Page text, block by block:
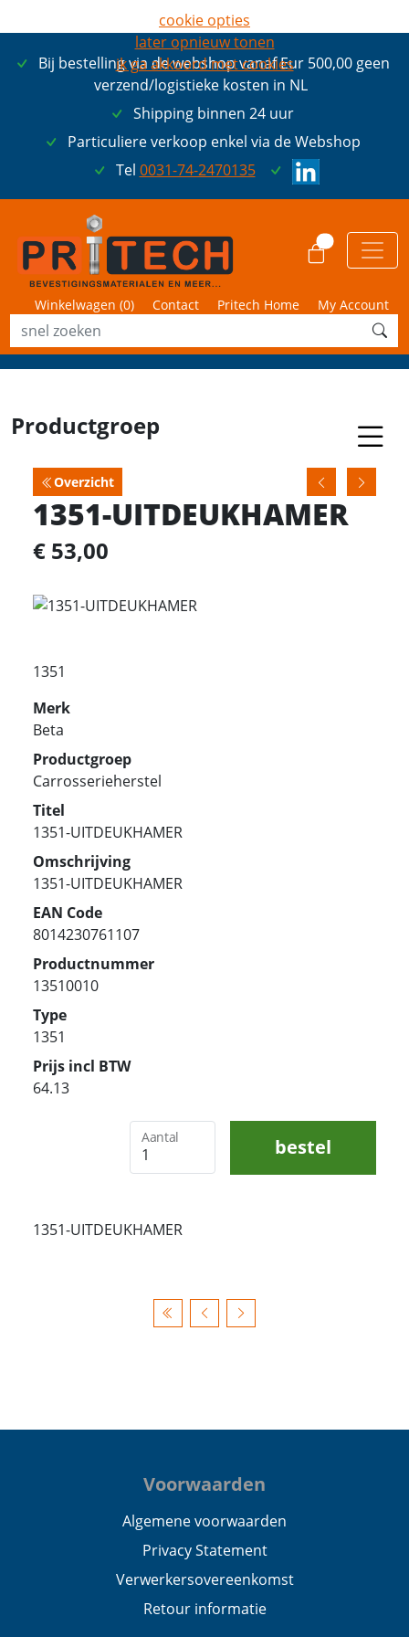
Bij bestelling via de webshop vanaf Eur 500,00 geen
verzend/logistieke kosten in NL
Shipping binnen 24 uur
Particuliere verkoop enkel via de Webshop
Tel 0031-74-2470135
Winkelwagen (0) Contact Pritech Home My Account
Productgroep
Overzicht
1351-UITDEUKHAMER
€ 53,00
1351
Merk
Beta
Productgroep
Carrosserieherstel
Titel
1351-UITDEUKHAMER
Omschrijving
1351-UITDEUKHAMER
EAN Code
8014230761107
Productnummer
13510010
Type
1351
Prijs incl BTW
64.13
Aantal bestel
1351-UITDEUKHAMER
Voorwaarden
Algemene voorwaarden
Privacy Statement
Verwerkersovereenkomst
Retour informatie
cookie opties
later opnieuw tonen
ik ga akkoord met cookies